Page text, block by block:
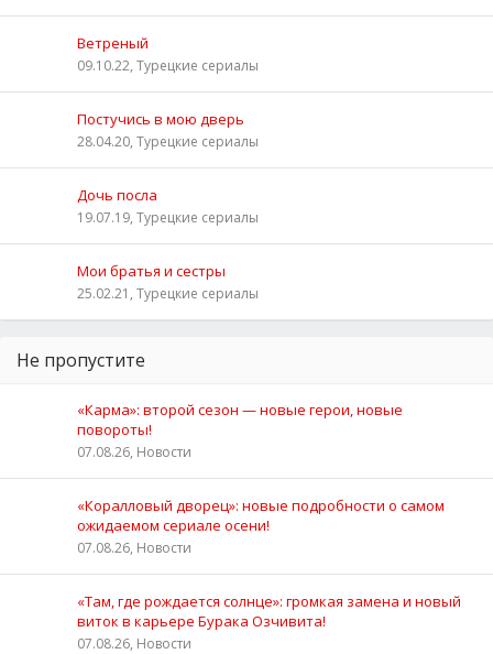
Ветреный
09.10.22, Турецкие сериалы
Постучись в мою дверь
28.04.20, Турецкие сериалы
Дочь посла
19.07.19, Турецкие сериалы
Мои братья и сестры
25.02.21, Турецкие сериалы
Не пропустите
«Карма»: второй сезон — новые герои, новые
повороты!
07.08.26, Новости
«Коралловый дворец»: новые подробности о самом
ожидаемом сериале осени!
07.08.26, Новости
«Там, где рождается солнце»: громкая замена и новый
виток в карьере Бурака Озчивита!
07.08.26, Новости